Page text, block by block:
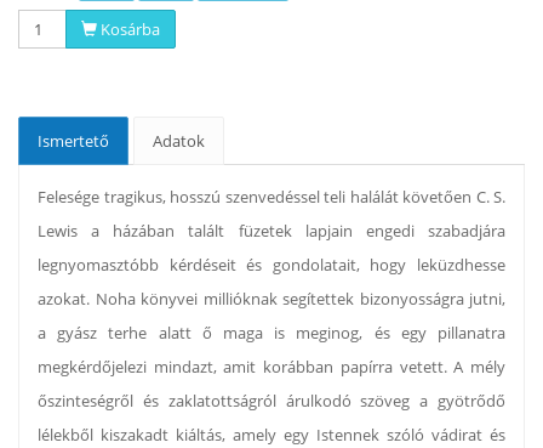
Kosárba
Ismertető Adatok
Felesége tragikus, hosszú szenvedéssel teli halálát követően C. S.
Lewis a házában talált füzetek lapjain engedi szabadjára
legnyomasztóbb kérdéseit és gondolatait, hogy leküzdhesse
azokat. Noha könyvei millióknak segítettek bizonyosságra jutni,
a gyász terhe alatt ő maga is meginog, és egy pillanatra
megkérdőjelezi mindazt, amit korábban papírra vetett. A mély
őszinteségről és zaklatottságról árulkodó szöveg a gyötrődő
lélekből kiszakadt kiáltás, amely egy Istennek szóló vádirat és